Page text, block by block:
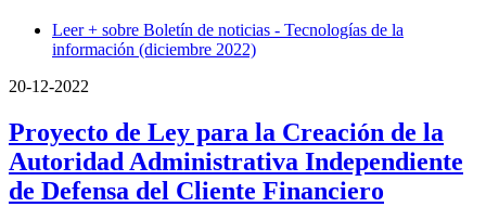
Leer + sobre Boletín de noticias - Tecnologías de la
información (diciembre 2022)
20-12-2022
Proyecto de Ley para la Creación de la
Autoridad Administrativa Independiente
de Defensa del Cliente Financiero